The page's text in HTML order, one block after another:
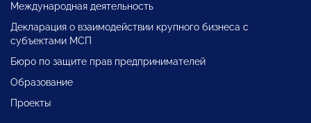
Международная деятельность
Декларация о взаимодействии крупного бизнеса с
субъектами МСП
Бюро по защите прав предпринимателей
Образование
Проекты